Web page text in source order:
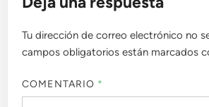
Tu dirección de correo electrónico no
campos obligatorios están marcados
COMENTARIO *